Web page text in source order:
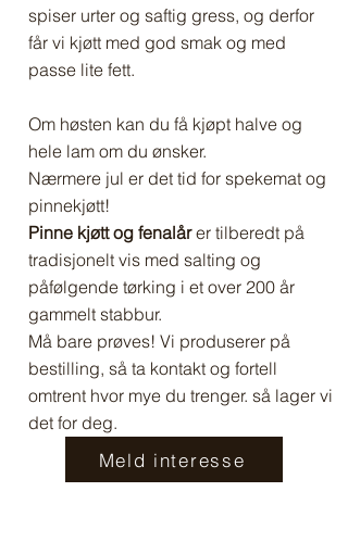
spiser urter og saftig gress, og derfor
får vi kjøtt med god smak og med
passe lite fett.
Om høsten kan du få kjøpt halve og
hele lam om du ønsker.
Nærmere jul er det tid for spekemat og
pinnekjøtt!
Pinne kjøtt og fenalårer tilberedt på
tradisjonelt vis med salting og
påfølgende tørking i et over 200 år
gammelt stabbur.
Må bare prøves! Vi produserer på
bestilling, så ta kontakt og fortell
omtrent hvor mye du trenger. så lager vi
det for deg.
Meld interesse